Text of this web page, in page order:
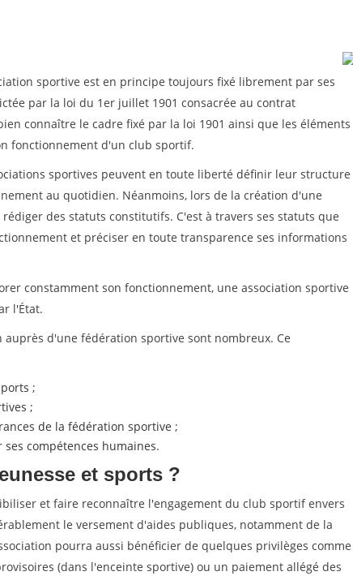
sportive est en principe toujours fixé librement par ses
par la loi du 1er juillet 1901 consacrée au contrat
connaître le cadre fixé par la loi 1901 ainsi que les éléments
fonctionnement d'un club sportif.
sportives peuvent en toute liberté définir leur structure
au quotidien. Néanmoins, lors de la création d'une
des statuts constitutifs. C'est à travers ses statuts que
et préciser en toute transparence ses informations
constamment son fonctionnement, une association sportive
l'État.
d'une fédération sportive sont nombreux. Ce
;
;
de la fédération sportive ;
compétences humaines.
et sports ?
et faire reconnaître l'engagement du club sportif envers
le versement d'aides publiques, notamment de la
pourra aussi bénéficier de quelques privilèges comme
(dans l'enceinte sportive) ou un paiement allégé des